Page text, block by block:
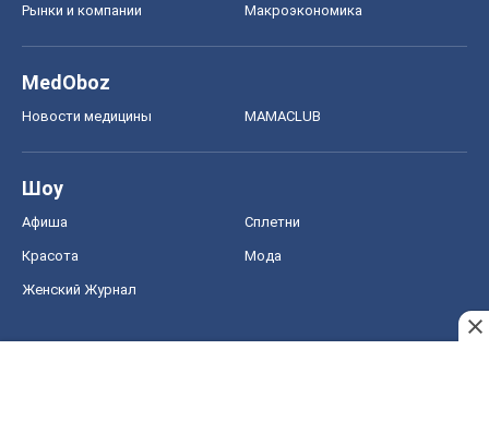
Рынки и компании Mакроэкономика
MedOboz
Новости медицины MAMACLUB
Шоу
Афиша Сплетни
Красота Мода
Женский Журнал